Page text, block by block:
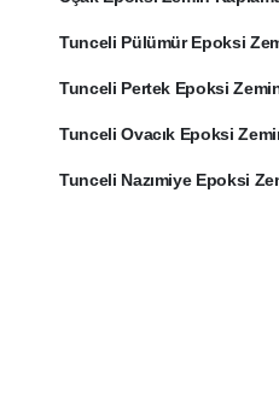
Tunceli Pülümür Epoksi
Tunceli Pertek Epoksi
Tunceli Ovacık Epoksi
Tunceli Nazımiye Epoksi